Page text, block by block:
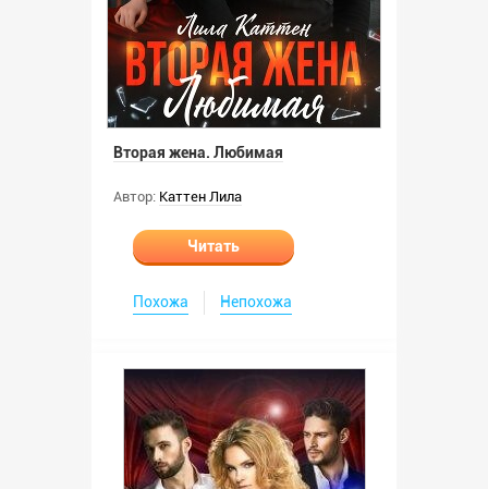
Вторая жена. Любимая
Автор: Каттен Лила
Читать
Похожа Непохожа